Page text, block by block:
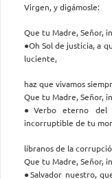
Virgen, y digámosle:
Que tu Madre, Señor,
●Oh Sol de justicia, a
luciente,
haz que vivamos
Que tu Madre, Señor,
●Verbo eterno del
incorruptible de tu
líbranos de la
Que tu Madre, Señor,
●Salvador nuestro,